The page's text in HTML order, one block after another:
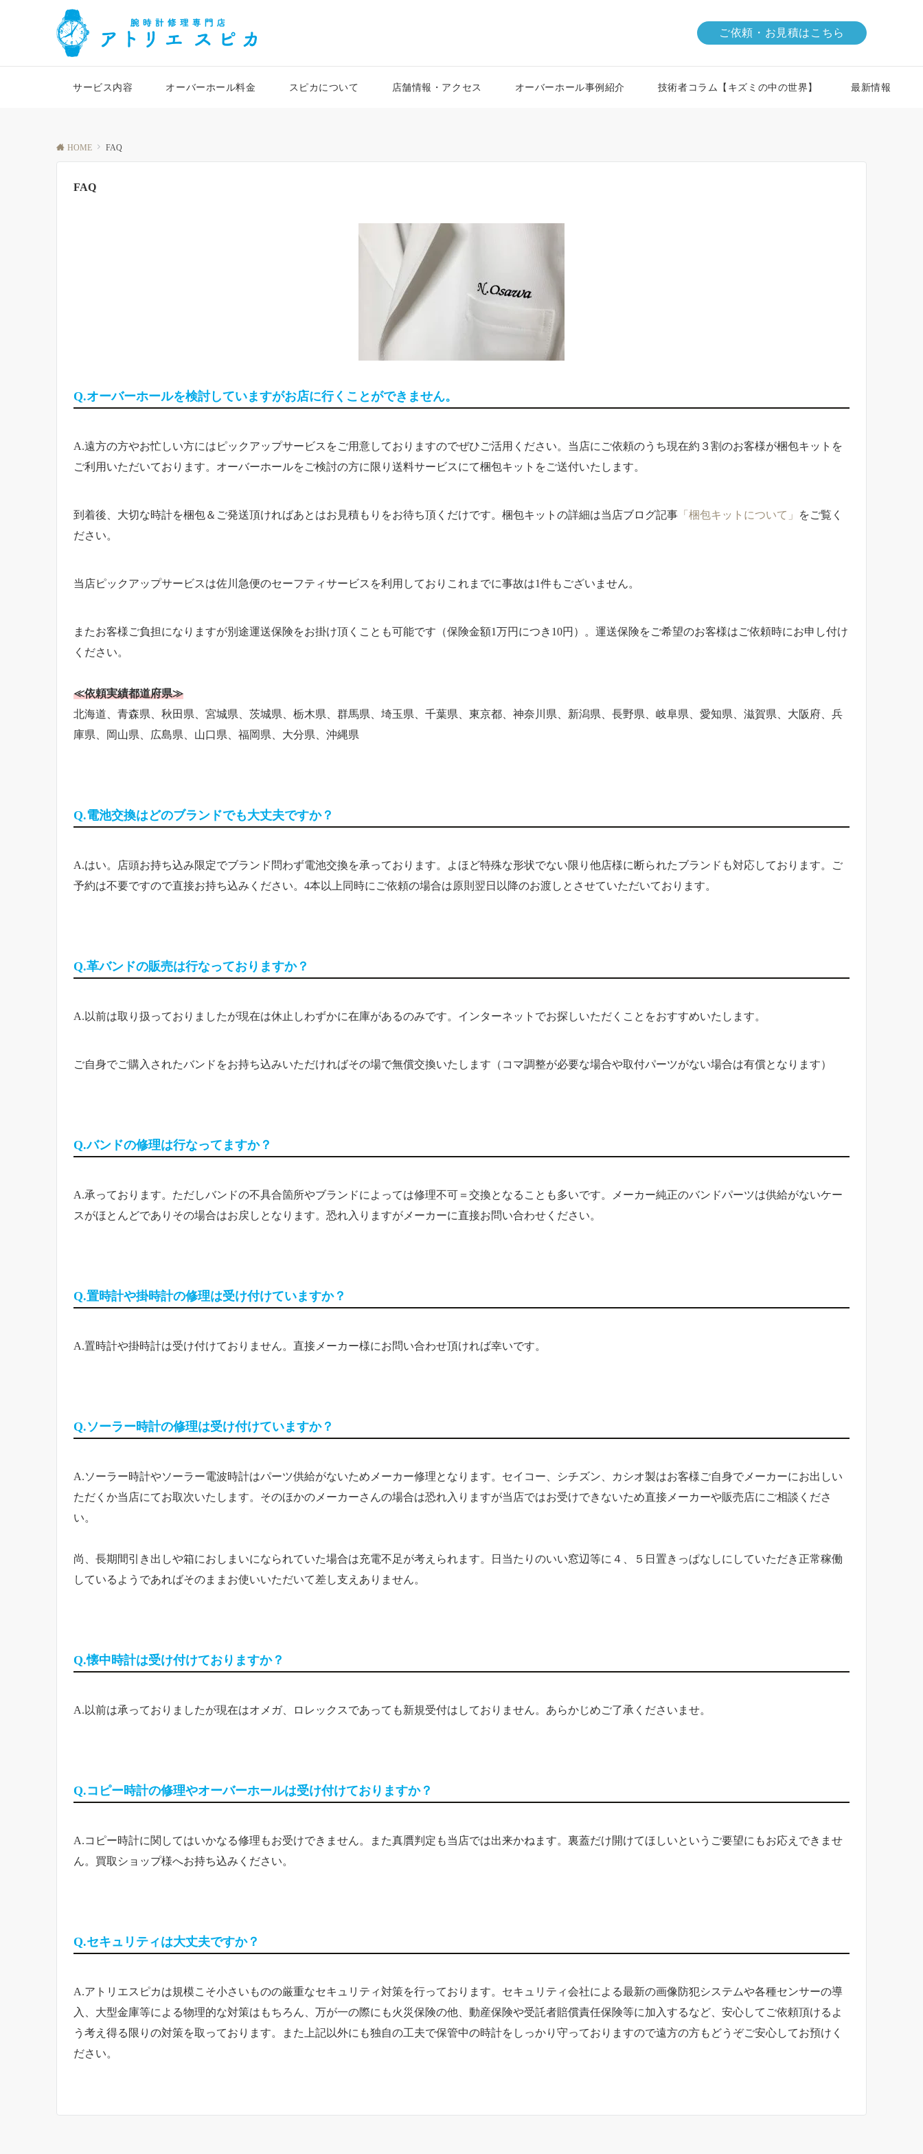
ご依頼・お見積はこちら
サービス内容 オーバーホール料金 スピカについて 店舗情報・アクセス オーバーホール事例紹介 技術者コラム【キズミの中の世界】 最新情報
HOME FAQ
FAQ
Q.オーバーホールを検討していますがお店に行くことができません。
A.遠方の方やお忙しい方にはピックアップサービスをご用意しておりますのでぜひご活用ください。当店にご依頼のうち現在約３割のお客様が梱包キットを
ご利用いただいております。オーバーホールをご検討の方に限り送料サービスにて梱包キットをご送付いたします。
到着後、大切な時計を梱包＆ご発送頂ければあとはお見積もりをお待ち頂くだけです。梱包キットの詳細は当店ブログ記事 「梱包キットについて」
をご覧く
ださい。
当店ピックアップサービスは佐川急便のセーフティサービスを利用しておりこれまでに事故は1件もございません。
またお客様ご負担になりますが別途運送保険をお掛け頂くことも可能です（保険金額1万円につき10円）。運送保険をご希望のお客様はご依頼時にお申し付け
ください。
≪依頼実績都道府県≫
北海道、青森県、秋田県、宮城県、茨城県、栃木県、群馬県、埼玉県、千葉県、東京都、神奈川県、新潟県、長野県、岐阜県、愛知県、滋賀県、大阪府、兵
庫県、岡山県、広島県、山口県、福岡県、大分県、沖縄県
Q.電池交換はどのブランドでも大丈夫ですか？
A.はい。店頭お持ち込み限定でブランド問わず電池交換を承っております。よほど特殊な形状でない限り他店様に断られたブランドも対応しております。ご
予約は不要ですので直接お持ち込みください。4本以上同時にご依頼の場合は原則翌日以降のお渡しとさせていただいております。
Q.革バンドの販売は行なっておりますか？
A.以前は取り扱っておりましたが現在は休止しわずかに在庫があるのみです。インターネットでお探しいただくことをおすすめいたします。
ご自身でご購入されたバンドをお持ち込みいただければその場で無償交換いたします（コマ調整が必要な場合や取付パーツがない場合は有償となります）
Q.バンドの修理は行なってますか？
A.承っております。ただしバンドの不具合箇所やブランドによっては修理不可＝交換となることも多いです。メーカー純正のバンドパーツは供給がないケー
スがほとんどでありその場合はお戻しとなります。恐れ入りますがメーカーに直接お問い合わせください。
Q.置時計や掛時計の修理は受け付けていますか？
A.置時計や掛時計は受け付けておりません。直接メーカー様にお問い合わせ頂ければ幸いです。
Q.ソーラー時計の修理は受け付けていますか？
A.ソーラー時計やソーラー電波時計はパーツ供給がないためメーカー修理となります。セイコー、シチズン、カシオ製はお客様ご自身でメーカーにお出しい
ただくか当店にてお取次いたします。そのほかのメーカーさんの場合は恐れ入りますが当店ではお受けできないため直接メーカーや販売店にご相談くださ
い。
尚、長期間引き出しや箱におしまいになられていた場合は充電不足が考えられます。日当たりのいい窓辺等に４、５日置きっぱなしにしていただき正常稼働
しているようであればそのままお使いいただいて差し支えありません。
Q.懐中時計は受け付けておりますか？
A.以前は承っておりましたが現在はオメガ、ロレックスであっても新規受付はしておりません。あらかじめご了承くださいませ。
Q.コピー時計の修理やオーバーホールは受け付けておりますか？
A.コピー時計に関してはいかなる修理もお受けできません。また真贋判定も当店では出来かねます。裏蓋だけ開けてほしいというご要望にもお応えできませ
ん。買取ショップ様へお持ち込みください。
Q.セキュリティは大丈夫ですか？
A.アトリエスピカは規模こそ小さいものの厳重なセキュリティ対策を行っております。セキュリティ会社による最新の画像防犯システムや各種センサーの導
入、大型金庫等による物理的な対策はもちろん、万が一の際にも火災保険の他、動産保険や受託者賠償責任保険等に加入するなど、安心してご依頼頂けるよ
う考え得る限りの対策を取っております。また上記以外にも独自の工夫で保管中の時計をしっかり守っておりますので遠方の方もどうぞご安心してお預けく
ださい。